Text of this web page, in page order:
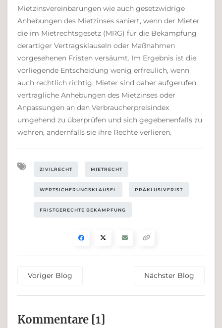
Mietzinsvereinbarungen wie auch gesetzwidrige
Anhebungen des Mietzinses saniert, wenn der Mieter
die im Mietrechtsgesetz (MRG) für die Bekämpfung
derartiger Vertragsklauseln oder Maßnahmen
vorgesehenen Fristen versäumt. Im Ergebnis ist die
vorliegende Entscheidung wenig erfreulich, wenn
auch rechtlich richtig. Mieter sind daher aufgerufen,
vertragliche Anhebungen des Mietzinses oder
Anpassungen an den Verbraucherpreisindex
umgehend zu überprüfen und sich gegebenenfalls zu
wehren, andernfalls sie ihre Rechte verlieren.
ZIVILRECHT MIETRECHT
WERTSICHERUNGSKLAUSEL PRÄKLUSIVFRIST
FRISTGERECHTE BEKÄMPFUNG
Voriger Blog Nächster Blog
Kommen­tare [1]